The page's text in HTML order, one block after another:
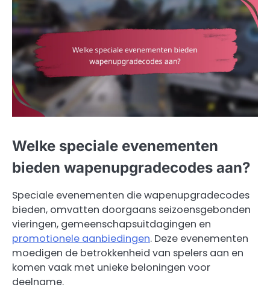
Welke speciale evenementen
bieden wapenupgradecodes aan?
Speciale evenementen die wapenupgradecodes
bieden, omvatten doorgaans seizoensgebonden
vieringen, gemeenschapsuitdagingen en
promotionele aanbiedingen. Deze evenementen
moedigen de betrokkenheid van spelers aan en
komen vaak met unieke beloningen voor
deelname.